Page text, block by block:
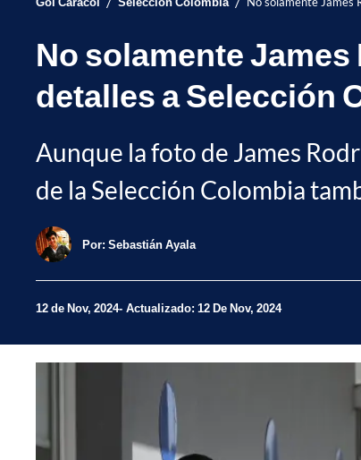
No solamente
detalles a Selección
Aunque la foto de James
de la Selección Colombia
Por: Sebastián Ayala
12 de Nov, 2024 Actualizado: 12 De Nov, 2024